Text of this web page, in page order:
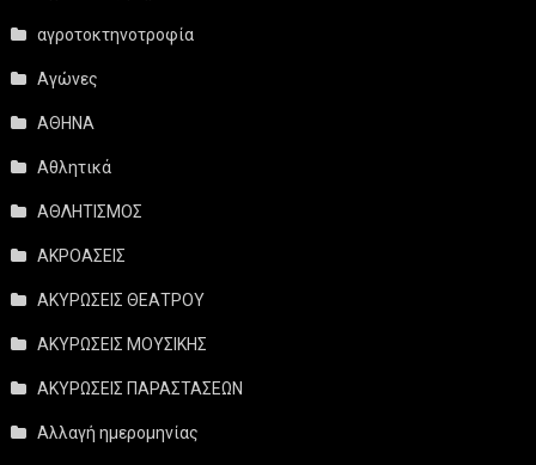
αγροτοκτηνοτροφία
Αγώνες
ΑΘΗΝΑ
Αθλητικά
ΑΘΛΗΤΙΣΜΟΣ
ΑΚΡΟΑΣΕΙΣ
ΑΚΥΡΩΣΕΙΣ ΘΕΑΤΡΟΥ
ΑΚΥΡΩΣΕΙΣ ΜΟΥΣΙΚΗΣ
ΑΚΥΡΩΣΕΙΣ ΠΑΡΑΣΤΑΣΕΩΝ
Αλλαγή ημερομηνίας